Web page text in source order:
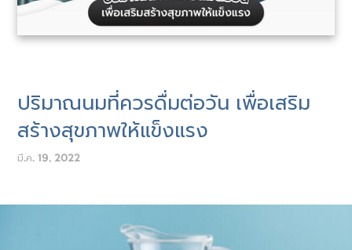
ปริมาณนมที่ควรดื่มต่อวัน เพื่อเสริม
สร้างสุขภาพให้แข็งแรง
มี.ค. 19, 2022